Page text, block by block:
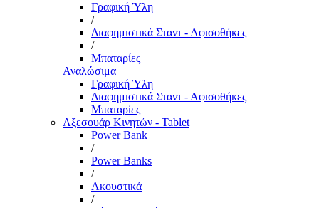
Γραφική Ύλη
/
Διαφημιστικά Σταντ - Αφισοθήκες
/
Μπαταρίες
Αναλώσιμα
Γραφική Ύλη
Διαφημιστικά Σταντ - Αφισοθήκες
Μπαταρίες
Αξεσουάρ Κινητών - Tablet
Power Bank
/
Power Banks
/
Ακουστικά
/